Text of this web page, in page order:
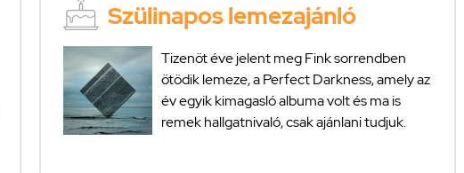
Szülinapos lemezajánló
Tizenöt éve jelent meg Fink sorrendben
ötödik lemeze, a Perfect Darkness, amely az
év egyik kimagasló albuma volt és ma is
remek hallgatnivaló, csak ajánlani tudjuk.